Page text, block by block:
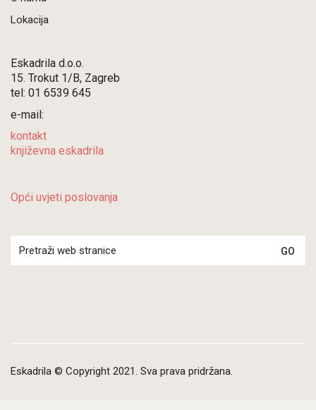
Lokacija
Eskadrila d.o.o.
15. Trokut 1/B, Zagreb
tel: 01 6539 645
e-mail:
kontakt
književna eskadrila
Opći uvjeti poslovanja
for:
Eskadrila © Copyright 2021. Sva prava pridržana.